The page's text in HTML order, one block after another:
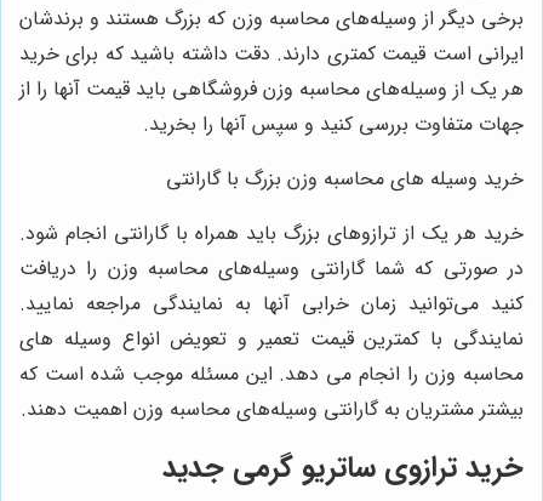
دیگر از وسیله‌های محاسبه وزن که بزرگ هستند و برندشان
است قیمت کمتری دارند. دقت داشته باشید که برای خرید
یک از وسیله‌های محاسبه وزن فروشگاهی باید قیمت آنها را از
متفاوت بررسی کنید و سپس آنها را بخرید.
وسیله های محاسبه وزن بزرگ با گارانتی
هر یک از ترازوهای بزرگ باید همراه با گارانتی انجام شود.
صورتی که شما گارانتی وسیله‌های محاسبه وزن را دریافت
می‌توانید زمان خرابی آنها به نمایندگی مراجعه نمایید.
با کمترین قیمت تعمیر و تعویض انواع وسیله‌ های
وزن را انجام می‌ دهد. این مسئله موجب شده است که
مشتریان به گارانتی وسیله‌های محاسبه وزن اهمیت دهند.
ترازوی ساتریو گرمی جدید